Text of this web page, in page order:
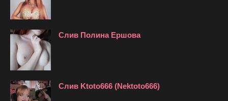
Слив Полина Ершова
Слив Ktoto666 (Nektoto666)